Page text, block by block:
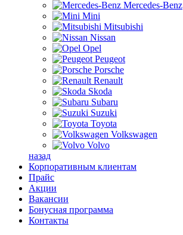
Mercedes-Benz
Mini
Mitsubishi
Nissan
Opel
Peugeot
Porsche
Renault
Skoda
Subaru
Suzuki
Toyota
Volkswagen
Volvo
назад
Корпоративным клиентам
Прайс
Акции
Вакансии
Бонусная программа
Контакты